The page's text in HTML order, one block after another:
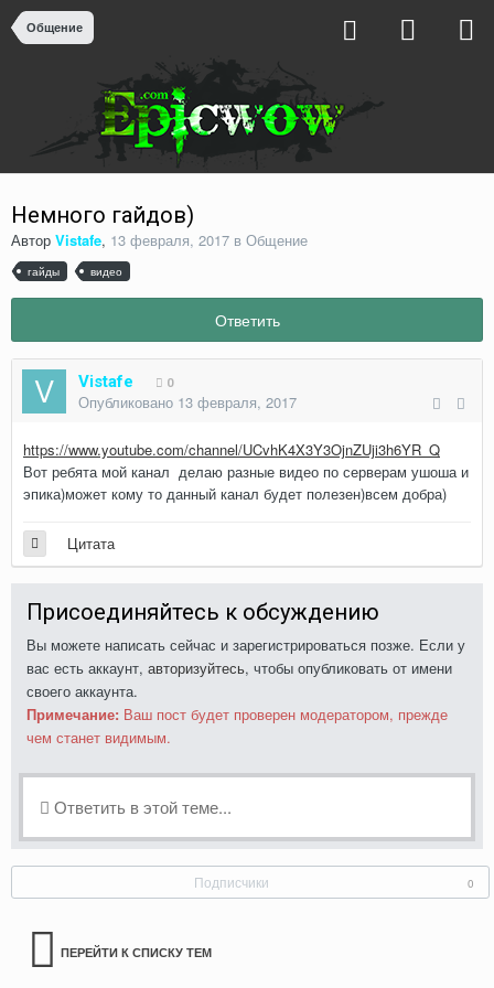
Общение
Немного гайдов)
Автор Vistafe, 13 февраля, 2017 в Общение
гайды видео
Ответить
Vistafe 0
Опубликовано 13 февраля, 2017
https://www.youtube.com/channel/UCvhK4X3Y3OjnZUji3h6YR_Q
Вот ребята мой канал делаю разные видео по серверам ушоша и
эпика)может кому то данный канал будет полезен)всем добра)
Цитата
Присоединяйтесь к обсуждению
Вы можете написать сейчас и зарегистрироваться позже. Если у
вас есть аккаунт, авторизуйтесь, чтобы опубликовать от имени
своего аккаунта.
Примечание: Ваш пост будет проверен модератором, прежде
чем станет видимым.
Ответить в этой теме...
Подписчики 0
ПЕРЕЙТИ К СПИСКУ ТЕМ